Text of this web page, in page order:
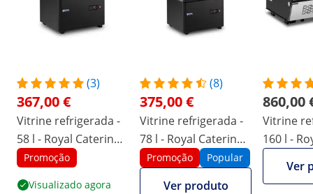
(3)
367,00 €
Vitrine refrigerada -
58 l - Royal Catering -
3 níveis - preta -
Promoção
Visualizado agora
(8)
375,00 €
Vitrine refrigerada -
78 l - Royal Catering -
4 níveis - preta -
fechada
Promoção Popular
Ver produto
860,00
Vitrine
160 l -
Ver